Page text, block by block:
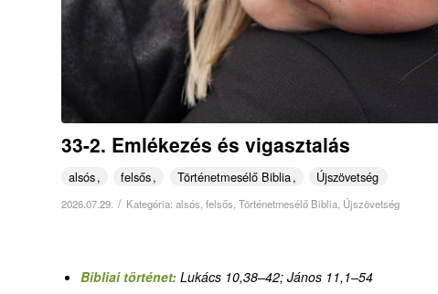
33-2. Emlékezés és vigasztalás
alsós felsős Történetmesélő Biblia Újszövetség
2026.07.29. / Kategória: alsós felsős Történetmesélő Biblia Újszövetség
Bibliai történet: Lukács 10,38–42; János 11,1–54